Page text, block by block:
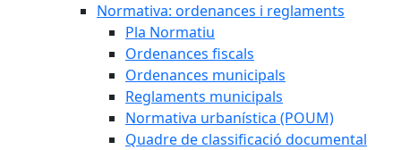
Normativa: ordenances i reglaments
Pla Normatiu
Ordenances fiscals
Ordenances municipals
Reglaments municipals
Normativa urbanística (POUM)
Quadre de classificació documental